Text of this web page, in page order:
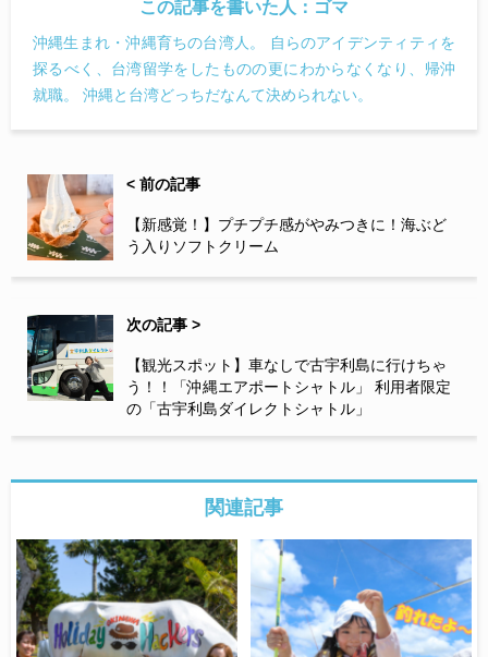
この記事を書いた人： ゴマ
沖縄生まれ・沖縄育ちの台湾人。 自らのアイデンティティを
探るべく、台湾留学をしたものの更にわからなくなり、帰沖
就職。 沖縄と台湾どっちだなんて決められない。
< 前の記事
【新感覚！】プチプチ感がやみつきに！海ぶど
う入りソフトクリーム
次の記事 >
【観光スポット】車なしで古宇利島に行けちゃ
う！！「沖縄エアポートシャトル」 利用者限定
の「古宇利島ダイレクトシャトル」
関連記事